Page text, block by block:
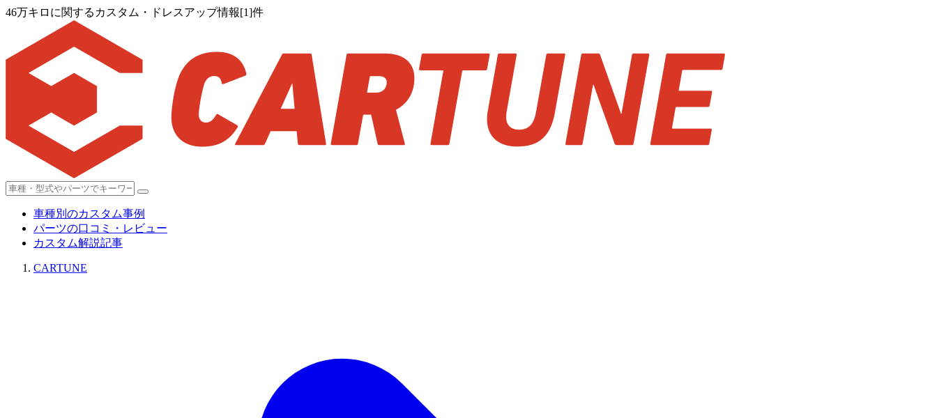
46万キロに関するカスタム・ドレスアップ情報[1]件
車種別のカスタム事例
パーツの口コミ・レビュー
カスタム解説記事
CARTUNE